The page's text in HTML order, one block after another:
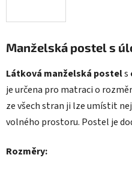
Manželská postel s
Látková manželská postels
je určena pro matraci o
ze všech stran ji lze umístit
volného prostoru. Postel je
Rozměry: